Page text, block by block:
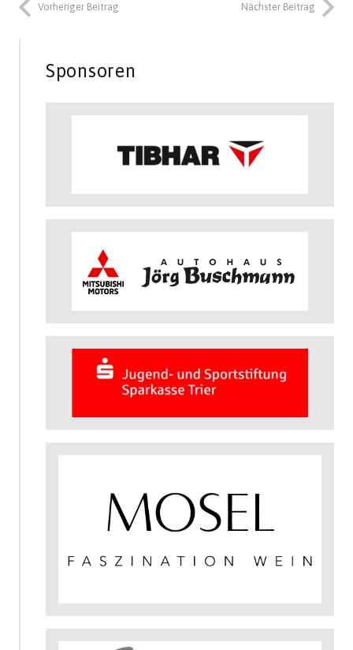
Vorheriger Beitrag Nächster Beitrag
Sponsoren